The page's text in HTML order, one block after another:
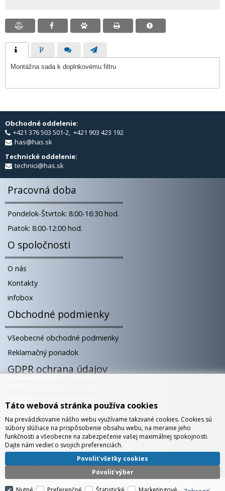
Montážna sada k doplnkovému filtru
Obchodné oddelenie:
+421 376 503 501-2, +421 903 423 192
has@has.sk
Technické oddelenie:
technici@has.sk
Pracovná doba
Pondelok-Štvrtok: 8:00-16:30 hod.
Piatok: 8:00-12:00 hod.
O spoločnosti
O nás
Kontakty
infobox
Obchodné podmienky
Všeobecné obchodné podmienky
Reklamačný poriadok
GDPR ochrana údajov
Súbory cookies
Správa cookies
Blog
Európsky showroom v Bratislave
Táto webová stránka používa cookies
Na prevádzkovanie nášho webu využívame takzvané cookies. Cookies sú
súbory slúžiace na prispôsobenie obsahu webu, na meranie jeho
funkčnosti a všeobecne na zabezpečenie vašej maximálnej spokojnosti.
Dajte nám vedieť o svojich preferenciách.
Povoliť výber
Povoliť všetky cookies